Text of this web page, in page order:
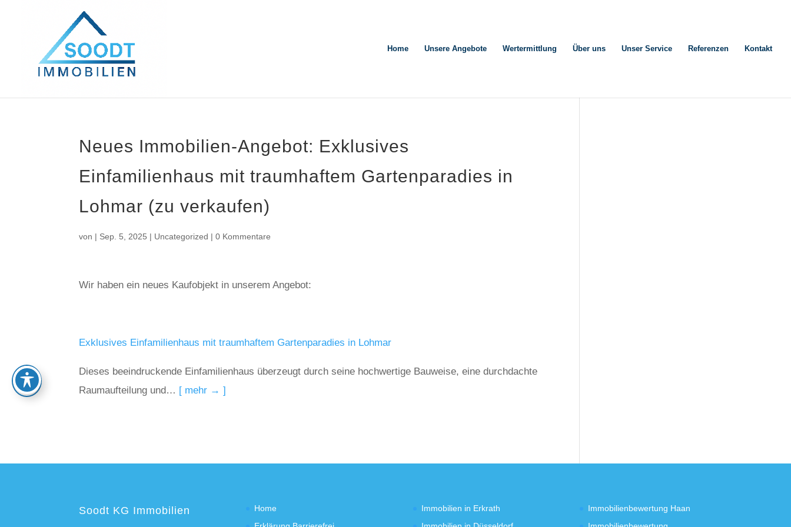
Home Unsere Angebote Wertermittlung Über uns Unser Service Referenzen Kontakt
Neues Immobilien-Angebot: Exklusives
Einfamilienhaus mit traumhaftem Gartenparadies in
Lohmar (zu verkaufen)
von | Sep. 5, 2025 | Uncategorized |0 Kommentare
Wir haben ein neues Kaufobjekt in unserem Angebot:
Exklusives Einfamilienhaus mit traumhaftem Gartenparadies in Lohmar
Dieses beeindruckende Einfamilienhaus überzeugt durch seine hochwertige Bauweise, eine durchdachte
Raumaufteilung und… [ mehr → ]
Soodt KG Immobilien
Home
Immobilien in Erkrath
Immobilienbewertung Haan